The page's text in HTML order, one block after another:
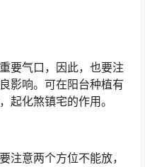
要气口，因此，也要注
影响。可在阳台种植有
起化煞镇宅的作用。
注意两个方位不能放，